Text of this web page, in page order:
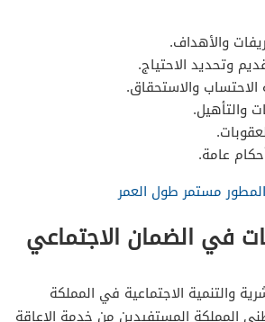
والأهداف.
وتحديد الاحتياج.
الاحتساب والاستحقاق.
والتأهيل.
عامة.
مستمر طول العمر
في الضمان الاجتماعي
والتنمية الاجتماعية في المملكة
المملكة المستفيدين من خدمة الإعاقة